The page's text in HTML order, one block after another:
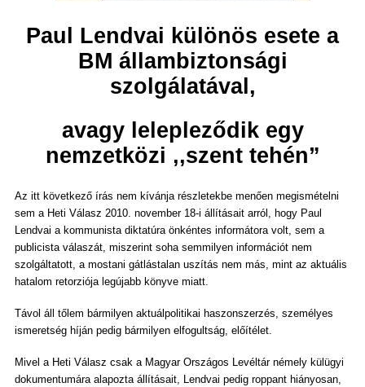
Paul Lendvai különös esete a
BM állambiztonsági
szolgálatával,
avagy lelepleződik egy
nemzetközi ,,szent tehén”
Az itt következő írás nem kívánja részletekbe menően megismételni
sem a Heti Válasz 2010. november 18-i állításait arról, hogy Paul
Lendvai a kommunista diktatúra önkéntes informátora volt, sem a
publicista válaszát, miszerint soha semmilyen információt nem
szolgáltatott, a mostani gátlástalan uszítás nem más, mint az aktuális
hatalom retorziója legújabb könyve miatt.
Távol áll tőlem bármilyen aktuálpolitikai haszonszerzés, személyes
ismeretség híján pedig bármilyen elfogultság, előítélet.
Mivel a Heti Válasz csak a Magyar Országos Levéltár némely külügyi
dokumentumára alapozta állításait, Lendvai pedig roppant hiányosan,